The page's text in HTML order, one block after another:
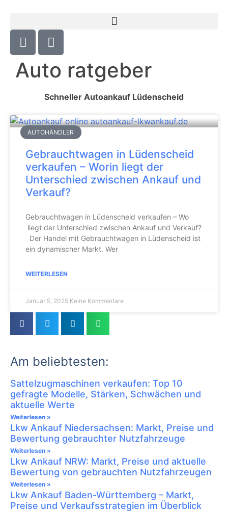
Auto ratgeber
Schneller Autoankauf Lüdenscheid
AUTOHÄNDLER
Gebrauchtwagen in Lüdenscheid
verkaufen – Worin liegt der
Unterschied zwischen Ankauf und
Verkauf?
Gebrauchtwagen in Lüdenscheid verkaufen – Wo
liegt der Unterschied zwischen Ankauf und Verkauf?
Der Handel mit Gebrauchtwagen in Lüdenscheid ist
ein dynamischer Markt. Wer
WEITERLESEN
Januar 5, 2025 Keine Kommentare
Am beliebtesten:
Sattelzugmaschinen verkaufen: Top 10
gefragte Modelle, Stärken, Schwächen und
aktuelle Werte
Weiterlesen »
Lkw Ankauf Niedersachsen: Markt, Preise und
Bewertung gebrauchter Nutzfahrzeuge
Weiterlesen »
Lkw Ankauf NRW: Markt, Preise und aktuelle
Bewertung von gebrauchten Nutzfahrzeugen
Weiterlesen »
Lkw Ankauf Baden-Württemberg – Markt,
Preise und Verkaufsstrategien im Überblick